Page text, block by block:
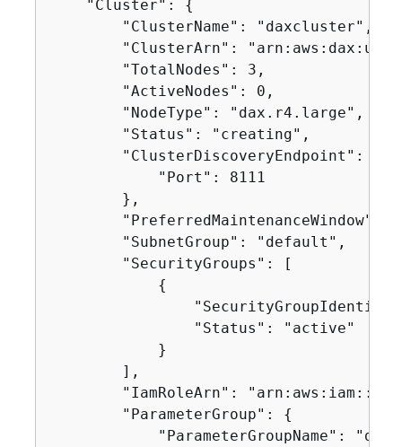
    "Cluster":
{
        "ClusterName": "daxcluster",
"ClusterArn":
        "TotalNodes": 3,
        "ActiveNodes": 0,
        "NodeType": "dax.r4.large",
        "Status": "creating",
        "ClusterDiscoveryEndpoint":
            "Port": 8111
        },
"PreferredMaintenanceWindow":
        "SubnetGroup": "default",
        "SecurityGroups": [
{
                "Status": "active"
            }
        ],
"IamRoleArn":
        "ParameterGroup":
{
"ParameterGroupName":